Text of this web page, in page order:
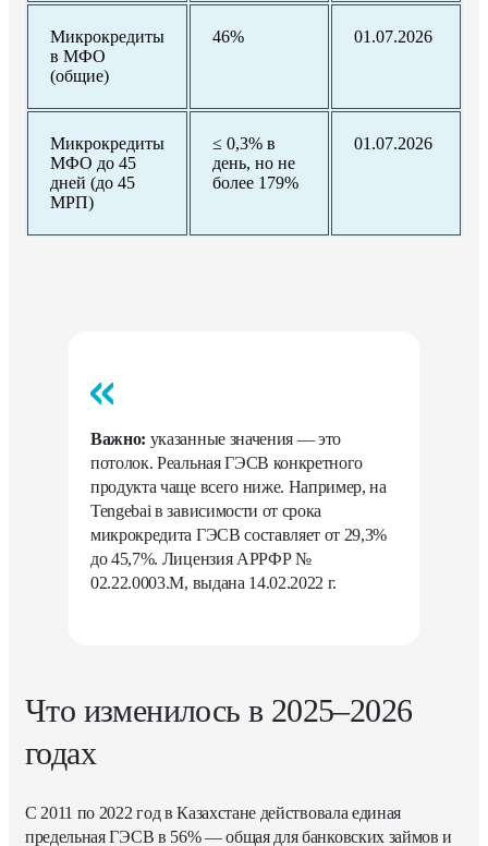
Микрокредиты
в МФО
(общие)
46% 01.07.2026
Микрокредиты
МФО до 45
дней (до 45
МРП)
≤ 0,3% в
день, но не
более 179%
01.07.2026
Важно: указанные значения — это
потолок. Реальная ГЭСВ конкретного
продукта чаще всего ниже. Например, на
Tengebai в зависимости от срока
микрокредита ГЭСВ составляет от 29,3%
до 45,7%. Лицензия АРРФР №
02.22.0003.М, выдана 14.02.2022 г.
Что изменилось в 2025–2026
годах
С 2011 по 2022 год в Казахстане действовала единая
предельная ГЭСВ в 56% — общая для банковских займов и